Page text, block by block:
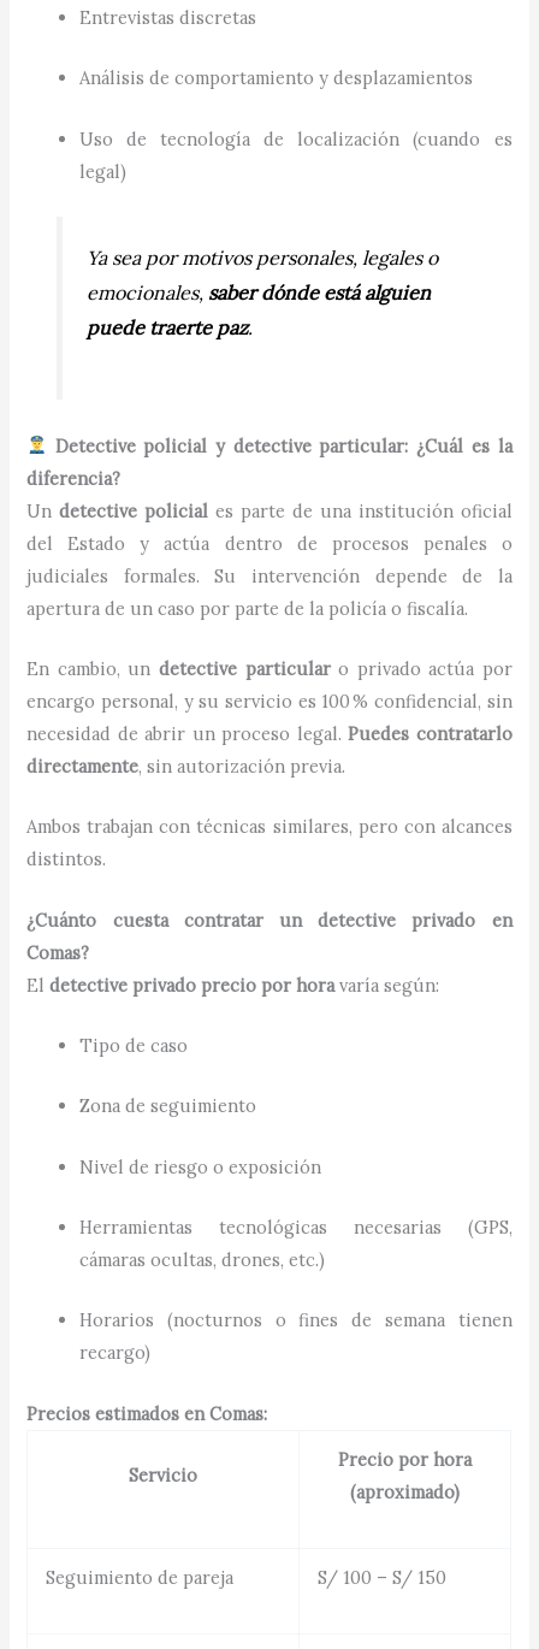
Entrevistas discretas
Análisis de comportamiento y desplazamientos
Uso de tecnología de localización (cuando es
legal)
Ya sea por motivos personales, legales o
emocionales, saber dónde está alguien
puede traerte paz.
Detective policial y detective particular: ¿Cuál es la
diferencia?
Undetective policial es parte de una institución oficial
del Estado y actúa dentro de procesos penales o
judiciales formales. Su intervención depende de la
apertura de un caso por parte de la policía o fiscalía.
En cambio, un detective particularo privado actúa por
encargo personal, y su servicio es 100 % confidencial, sin
necesidad de abrir un proceso legal.Puedes contratarlo
directamente, sin autorización previa.
Ambos trabajan con técnicas similares, pero con alcances
distintos.
¿Cuánto cuesta contratar un detective privado en
Comas?
Eldetective privado precio por hora varía según:
Tipo de caso
Zona de seguimiento
Nivel de riesgo o exposición
Herramientas tecnológicas necesarias (GPS,
cámaras ocultas, drones, etc.)
Horarios (nocturnos o fines de semana tienen
recargo)
Precios estimados en Comas:
Servicio
Precio por hora
(aproximado)
Seguimiento de pareja S/ 100 – S/ 150